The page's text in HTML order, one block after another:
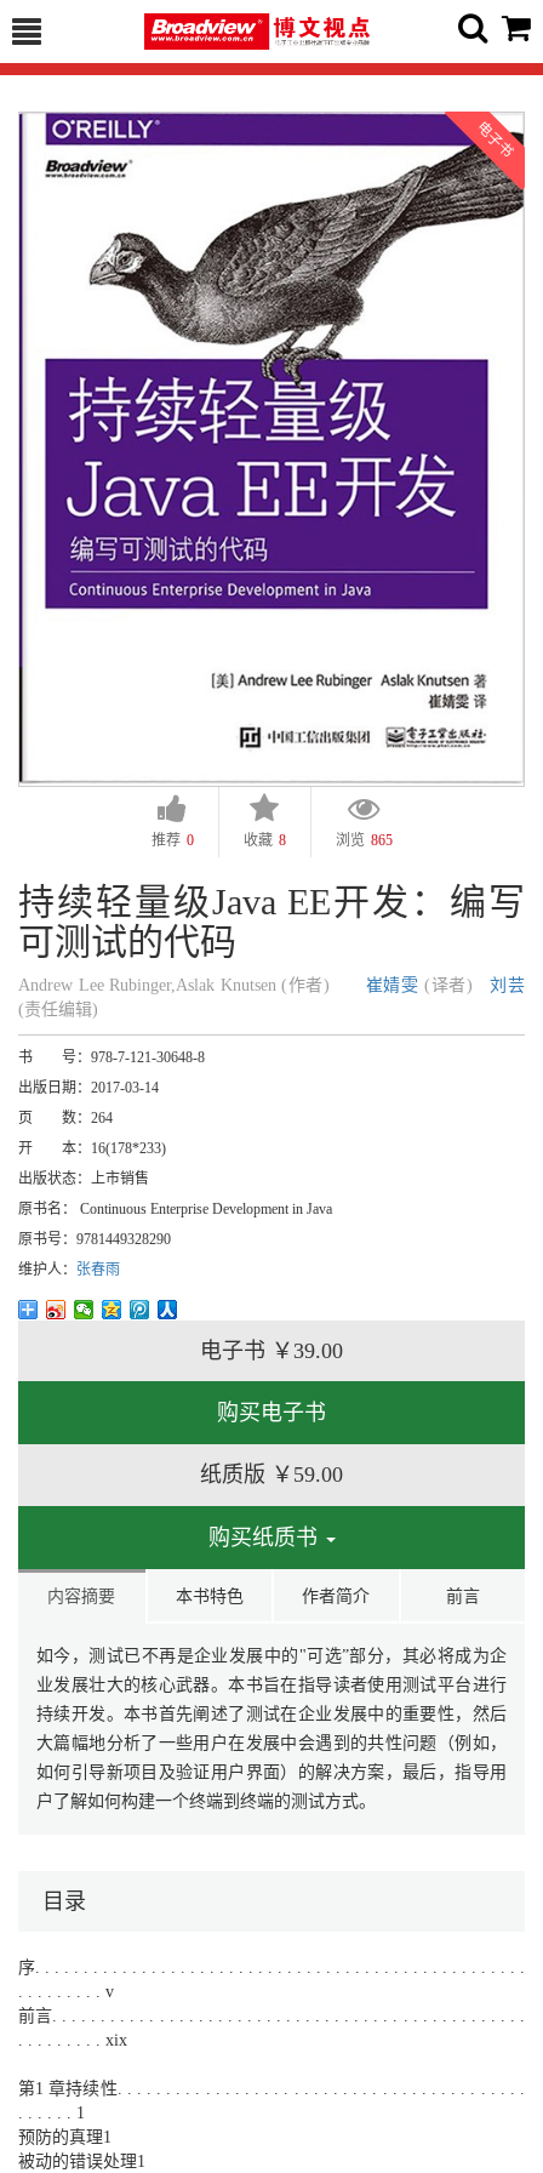
推荐 0 收藏 8 浏览 865
持续轻量级Java EE开发：编写
可测试的代码
Andrew Lee Rubinger,Aslak Knutsen (作者) 崔婧雯 (译者)
刘芸
(责任编辑)
书 号： 978-7-121-30648-8
出版日期： 2017-03-14
页 数： 264
开 本： 16(178*233)
出版状态： 上市销售
原书名：
Continuous Enterprise Development in Java
原书号： 9781449328290
维护人： 张春雨
电子书 ￥39.00
购买电子书
纸质版 ￥59.00
购买纸质书
内容摘要 本书特色 作者简介 前言
如今，测试已不再是企业发展中的"可选”部分，其必将成为企
业发展壮大的核心武器。本书旨在指导读者使用测试平台进行
持续开发。本书首先阐述了测试在企业发展中的重要性，然后
大篇幅地分析了一些用户在发展中会遇到的共性问题（例如，
如何引导新项目及验证用户界面）的解决方案，最后，指导用
户了解如何构建一个终端到终端的测试方式。
目录
序. . . . . . . . . . . . . . . . . . . . . . . . . . . . . . . . . . . . . . . . . . . . . . . . . . .
. . . . . . . . . v
前言. . . . . . . . . . . . . . . . . . . . . . . . . . . . . . . . . . . . . . . . . . . . . . . . .
. . . . . . . . . xix
第1 章持续性. . . . . . . . . . . . . . . . . . . . . . . . . . . . . . . . . . . . . . . . . .
. . . . . . 1
预防的真理1
被动的错误处理1